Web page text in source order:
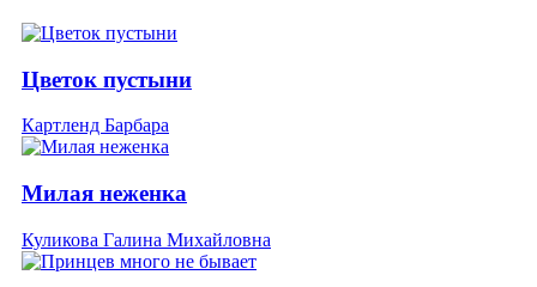
Цветок пустыни
Картленд Барбара
Милая неженка
Куликова Галина Михайловна